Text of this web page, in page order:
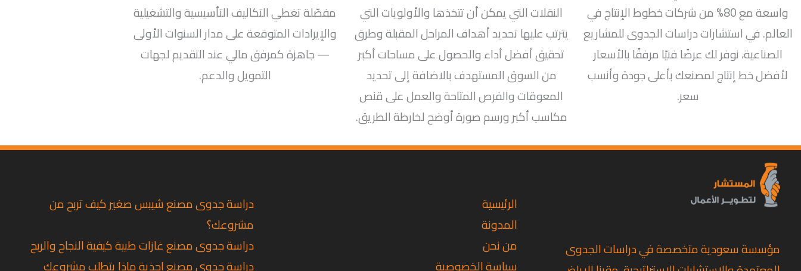
واسعة مع 80% من شركات خطوط الإنتاج في
العالم. في استشارات دراسات الجدوى للمشاريع
الصناعية، نوفر لك عرضًا فنيًا مرفقًا بالأسعار
لأفضل خط إنتاج لمصنعك بأعلى جودة وأنسب
سعر.
النقلات التي يمكن أن تتخذها والأولويات التي
يترتب عليها تحديد أهداف المراحل المقبلة وطرق
تحقيق أفضل أداء والحصول على مساحات أكبر
من السوق المستهدف بالاضافة إلى تحديد
المعوقات والفرص المتاحة والعمل على قنص
مكاسب أكبر ورسم صورة أوضح لخارطة الطريق.
مفصّلة تغطي التكاليف التأسيسية والتشغيلية
والإيرادات المتوقعة على مدار السنوات الأولى
— جاهزة كمرفق مالي عند التقديم لجهات
التمويل والدعم.
مؤسسة سعودية متخصصة في دراسات الجدوى
الرئيسية
المدونة
من نحن
سياسة الخصوصية
دراسة جدوى مصنع شيبس صغير كيف تربح من
مشروعك؟
دراسة جدوى مصنع غازات طبية كيفية النجاح والربح
دراسة جدوى مصنع احذية ماذا يتطلب مشروعك